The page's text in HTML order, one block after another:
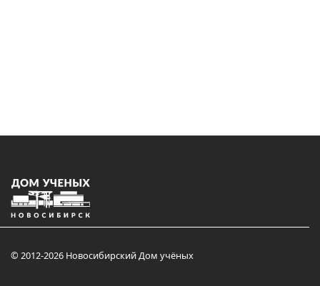
© 2012-2026 Новосибирский Дом учёных